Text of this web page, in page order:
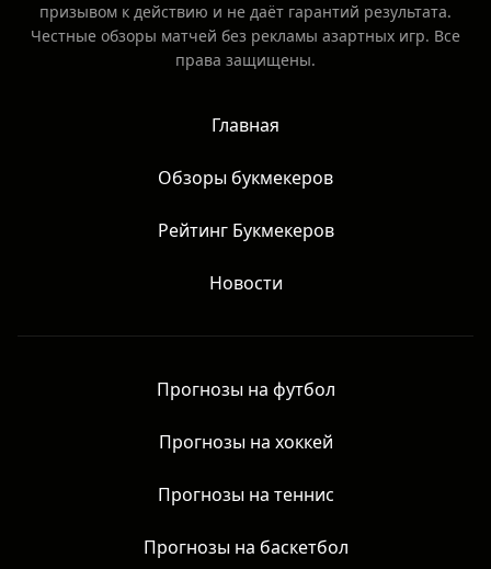
призывом к действию и не даёт гарантий результата.
Честные обзоры матчей без рекламы азартных игр. Все
права защищены.
Главная
Обзоры букмекеров
Рейтинг Букмекеров
Новости
Прогнозы на футбол
Прогнозы на хоккей
Прогнозы на теннис
Прогнозы на баскетбол